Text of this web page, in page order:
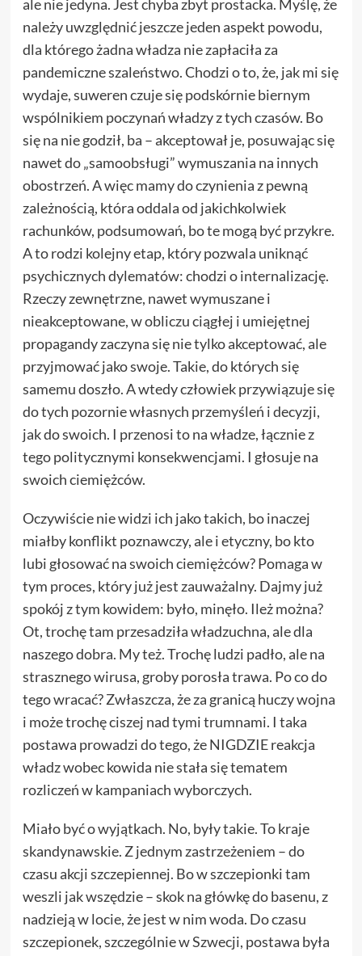
ale nie jedyna. Jest chyba zbyt prostacka. Myślę, że
należy uwzględnić jeszcze jeden aspekt powodu,
dla którego żadna władza nie zapłaciła za
pandemiczne szaleństwo. Chodzi o to, że, jak mi się
wydaje, suweren czuje się podskórnie biernym
wspólnikiem poczynań władzy z tych czasów. Bo
się na nie godził, ba – akceptował je, posuwając się
nawet do „samoobsługi” wymuszania na innych
obostrzeń. A więc mamy do czynienia z pewną
zależnością, która oddala od jakichkolwiek
rachunków, podsumowań, bo te mogą być przykre.
A to rodzi kolejny etap, który pozwala uniknąć
psychicznych dylematów: chodzi o internalizację.
Rzeczy zewnętrzne, nawet wymuszane i
nieakceptowane, w obliczu ciągłej i umiejętnej
propagandy zaczyna się nie tylko akceptować, ale
przyjmować jako swoje. Takie, do których się
samemu doszło. A wtedy człowiek przywiązuje się
do tych pozornie własnych przemyśleń i decyzji,
jak do swoich. I przenosi to na władze, łącznie z
tego politycznymi konsekwencjami. I głosuje na
swoich ciemiężców.
Oczywiście nie widzi ich jako takich, bo inaczej
miałby konflikt poznawczy, ale i etyczny, bo kto
lubi głosować na swoich ciemiężców? Pomaga w
tym proces, który już jest zauważalny. Dajmy już
spokój z tym kowidem: było, minęło. Ileż można?
Ot, trochę tam przesadziła władzuchna, ale dla
naszego dobra. My też. Trochę ludzi padło, ale na
strasznego wirusa, groby porosła trawa. Po co do
tego wracać? Zwłaszcza, że za granicą huczy wojna
i może trochę ciszej nad tymi trumnami. I taka
postawa prowadzi do tego, że NIGDZIE reakcja
władz wobec kowida nie stała się tematem
rozliczeń w kampaniach wyborczych.
Miało być o wyjątkach. No, były takie. To kraje
skandynawskie. Z jednym zastrzeżeniem – do
czasu akcji szczepiennej. Bo w szczepionki tam
weszli jak wszędzie – skok na główkę do basenu, z
nadzieją w locie, że jest w nim woda. Do czasu
szczepionek, szczególnie w Szwecji, postawa była